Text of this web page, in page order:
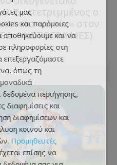
Συντετριμμένος ο
«αντίο» στον
- ΦΩΤΟΓΡΑΦΙΕΣ)
μας
και παρόμοιες
αποθηκεύουμε και να
πληροφορίες στη
επεξεργαζόμαστε
όπως τη
δεδομένα περιήγησης,
διαφημίσεις και
διαφημίσεων και
κοινού και
Προμηθευτές
επίσης να